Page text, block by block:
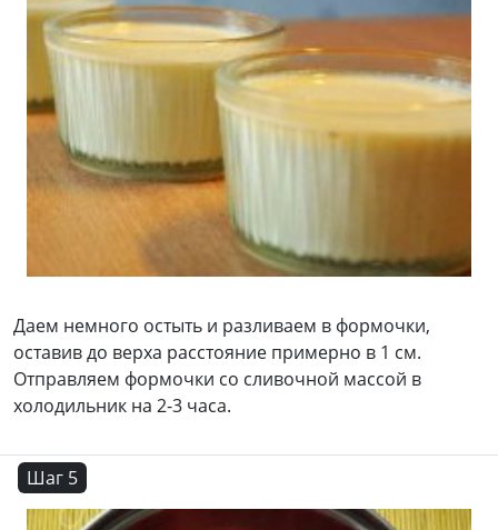
Даем немного остыть и разливаем в формочки,
оставив до верха расстояние примерно в 1 см.
Отправляем формочки со сливочной массой в
холодильник на 2-3 часа.
Шаг 5